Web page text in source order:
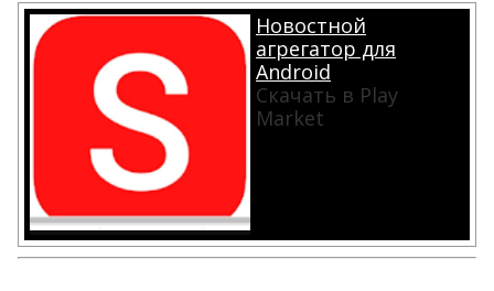
Новостной
агрегатор для
Android
Скачать в Play
Market